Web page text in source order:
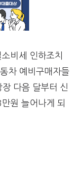
비세 인하조치
차 예비구매자들
다음 달부터 신
원 늘어나게 되